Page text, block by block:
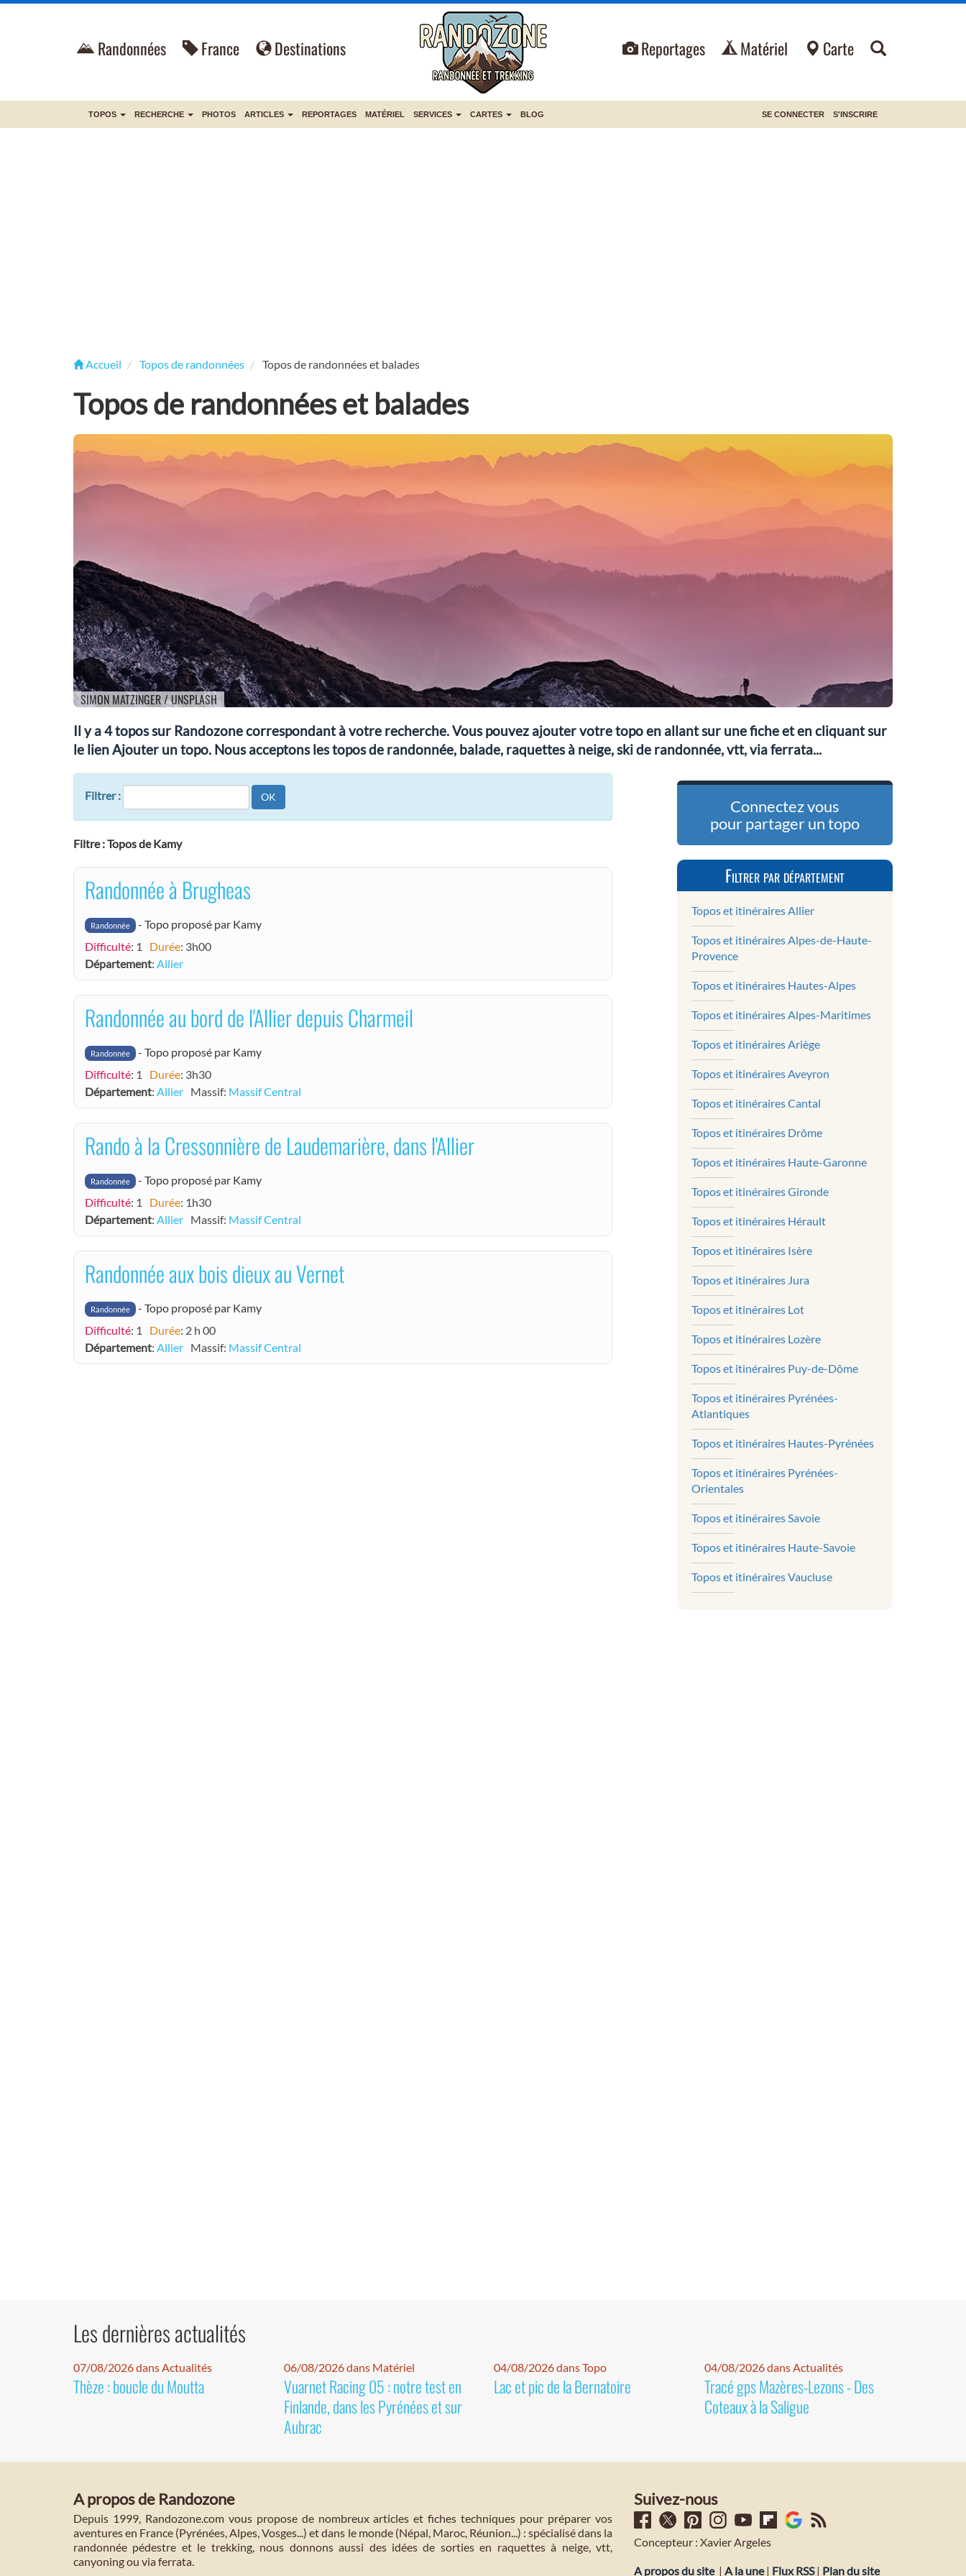
Randonnées France Destinations Reportages Matériel Carte
TOPOS RECHERCHE PHOTOS ARTICLES REPORTAGES MATÉRIEL SERVICES CARTES BLOG SE CONNECTER S'INSCRIRE
Accueil Topos de randonnées Topos de randonnées et balades
Topos de randonnées et balades
SIMON MATZINGER / UNSPLASH
Il y a 4 topos sur Randozone correspondant à votre recherche. Vous pouvez ajouter votre topo en allant sur une fiche et en cliquant sur
le lien Ajouter un topo. Nous acceptons les topos de randonnée, balade, raquettes à neige, ski de randonnée, vtt, via ferrata...
Filtrer : OK
Filtre : Topos de Kamy
Randonnée à Brugheas
Randonnée
- Topo proposé par Kamy
Difficulté: 1 Durée: 3h00
Département: Allier
Randonnée au bord de l'Allier depuis Charmeil
Randonnée
- Topo proposé par Kamy
Difficulté: 1 Durée: 3h30
Département: Allier Massif: Massif Central
Rando à la Cressonnière de Laudemarière, dans l'Allier
Randonnée
- Topo proposé par Kamy
Difficulté: 1 Durée: 1h30
Département: Allier Massif: Massif Central
Randonnée aux bois dieux au Vernet
Randonnée
- Topo proposé par Kamy
Difficulté: 1 Durée: 2 h 00
Département: Allier Massif: Massif Central
Connectez vous
pour partager un topo
Filtrer par département
Topos et itinéraires Allier
Topos et itinéraires Alpes-de-Haute-
Provence
Topos et itinéraires Hautes-Alpes
Topos et itinéraires Alpes-Maritimes
Topos et itinéraires Ariège
Topos et itinéraires Aveyron
Topos et itinéraires Cantal
Topos et itinéraires Drôme
Topos et itinéraires Haute-Garonne
Topos et itinéraires Gironde
Topos et itinéraires Hérault
Topos et itinéraires Isère
Topos et itinéraires Jura
Topos et itinéraires Lot
Topos et itinéraires Lozère
Topos et itinéraires Puy-de-Dôme
Topos et itinéraires Pyrénées-
Atlantiques
Topos et itinéraires Hautes-Pyrénées
Topos et itinéraires Pyrénées-
Orientales
Topos et itinéraires Savoie
Topos et itinéraires Haute-Savoie
Topos et itinéraires Vaucluse
Les dernières actualités
07/08/2026 dans Actualités
Thèze : boucle du Moutta
06/08/2026 dans Matériel
Vuarnet Racing 05 : notre test en
Finlande, dans les Pyrénées et sur
Aubrac
04/08/2026 dans Topo
Lac et pic de la Bernatoire
04/08/2026 dans Actualités
Tracé gps Mazères-Lezons - Des
Coteaux à la Saligue
A propos de Randozone
Depuis 1999, Randozone.com vous propose de nombreux articles et fiches techniques pour préparer vos
aventures en France (Pyrénées, Alpes, Vosges...) et dans le monde (Népal, Maroc, Réunion...) : spécialisé dans la
randonnée pédestre et le trekking, nous donnons aussi des idées de sorties en raquettes à neige, vtt,
canyoning ou via ferrata.
Suivez-nous
Concepteur : Xavier Argeles
A propos du site | A la une| Flux RSS| Plan du site